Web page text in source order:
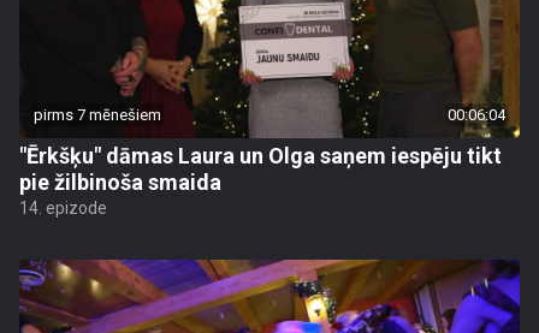
pirms 7 mēnešiem 00:06:04
"Ērkšķu" dāmas Laura un Olga saņem iespēju tikt
pie žilbinoša smaida
14. epizode